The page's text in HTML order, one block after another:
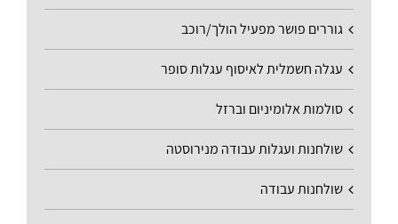
גוררים פושר מפעיל הולך/רוכב
עגלה חשמלית לאיסוף עגלות סופר
סולמות אלומיניום וברזל
שולחנות ועגלות עבודה מנירוסטה
שולחנות עבודה